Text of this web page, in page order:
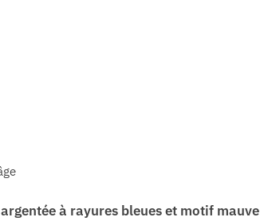
à rayures bleues et motif mauve